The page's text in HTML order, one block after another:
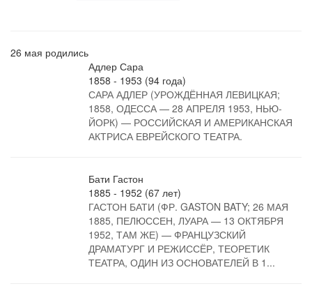
26 мая родились
Адлер Сара
1858 - 1953 (94 года)
САРА АДЛЕР (УРОЖДЁННАЯ ЛЕВИЦКАЯ;
1858, ОДЕССА — 28 АПРЕЛЯ 1953, НЬЮ-
ЙОРК) — РОССИЙСКАЯ И АМЕРИКАНСКАЯ
АКТРИСА ЕВРЕЙСКОГО ТЕАТРА.
Бати Гастон
1885 - 1952 (67 лет)
ГАСТОН БАТИ (ФР. GASTON BATY; 26 МАЯ
1885, ПЕЛЮССЕН, ЛУАРА — 13 ОКТЯБРЯ
1952, ТАМ ЖЕ) — ФРАНЦУЗСКИЙ
ДРАМАТУРГ И РЕЖИССЁР, ТЕОРЕТИК
ТЕАТРА, ОДИН ИЗ ОСНОВАТЕЛЕЙ В 1...